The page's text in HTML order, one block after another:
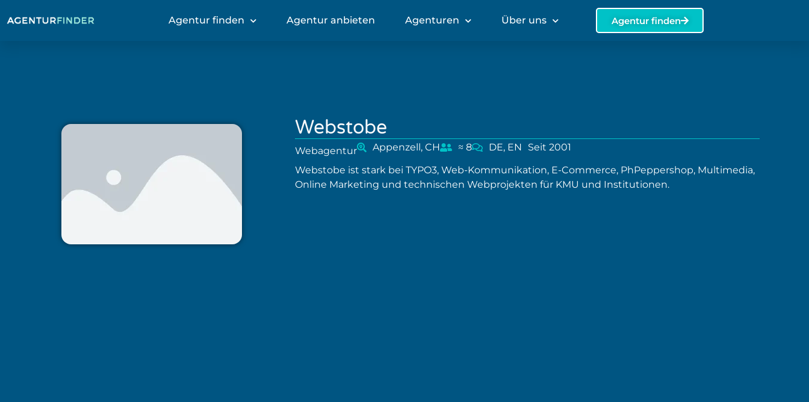
Agentur finden Agentur anbieten Agenturen Über uns Agentur finden
Webstobe
Webagentur Appenzell, CH ≈ 8 DE, EN
Seit 2001
Webstobe ist stark bei TYPO3, Web-Kommunikation, E-Commerce, PhPeppershop, Multimedia,
Online Marketing und technischen Webprojekten für KMU und Institutionen.